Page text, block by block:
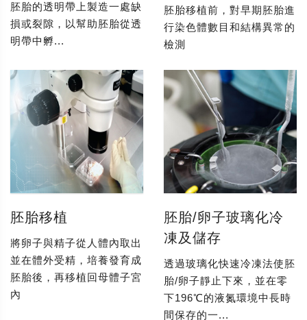
胚胎的透明帶上製造一處缺
損或裂隙，以幫助胚胎從透
明帶中孵...
胚胎移植前，對早期胚胎進
行染色體數目和結構異常的
檢測
胚胎移植
將卵子與精子從人體內取出
並在體外受精，培養發育成
胚胎後，再移植回母體子宮
內
胚胎/卵子玻璃化冷
凍及儲存
透過玻璃化快速冷凍法使胚
胎/卵子靜止下來，並在零
下196℃的液氮環境中長時
間保存的一...